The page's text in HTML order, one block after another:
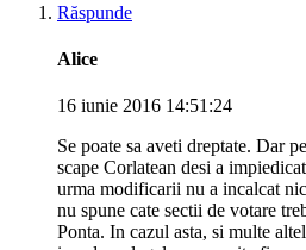
Răspunde
Alice
16 iunie 2016 14:51:24
Se poate sa aveti dreptate. Dar
scape Corlatean desi a
urma modificarii nu a incalcat
nu spune cate sectii de votare
Ponta. In cazul asta, si multe